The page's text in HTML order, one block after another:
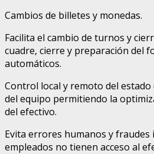
Cambios de billetes y monedas.
Facilita el cambio de turnos y
cuadre, cierre y preparación del
automáticos.
Control local y remoto del
del equipo permitiendo la
del efectivo.
Evita errores humanos y fraudes
empleados no tienen acceso al